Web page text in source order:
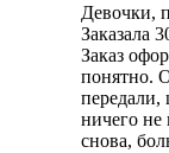
Девочки,
Заказала
Заказ
понятно.
передали,
ничего не
снова,